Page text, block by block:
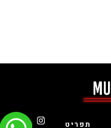
תפריט